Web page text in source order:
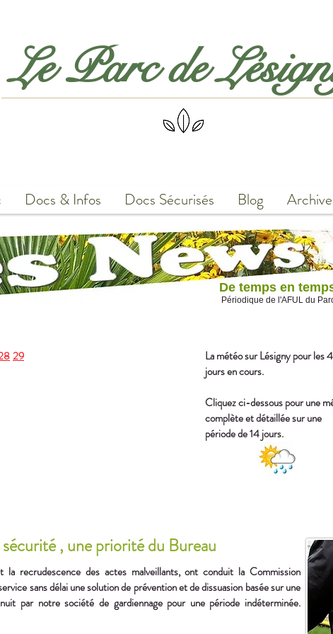
Le Parc de
Docs & Infos Docs Sécurisés Blog
De temps en
Périodique de l'AFUL du
La météo sur Lésigny pour les 4
jours en cours.
Cliquez ci-dessous pour une
complète et détaillée sur une
période de 14 jours.
29
, une priorité du Bureau
la recrudescence des actes malveillants, ont conduit la Commission
sans délai une solution de prévention et de dissuasion basée sur une
par notre société de gardiennage pour une période indéterminée.